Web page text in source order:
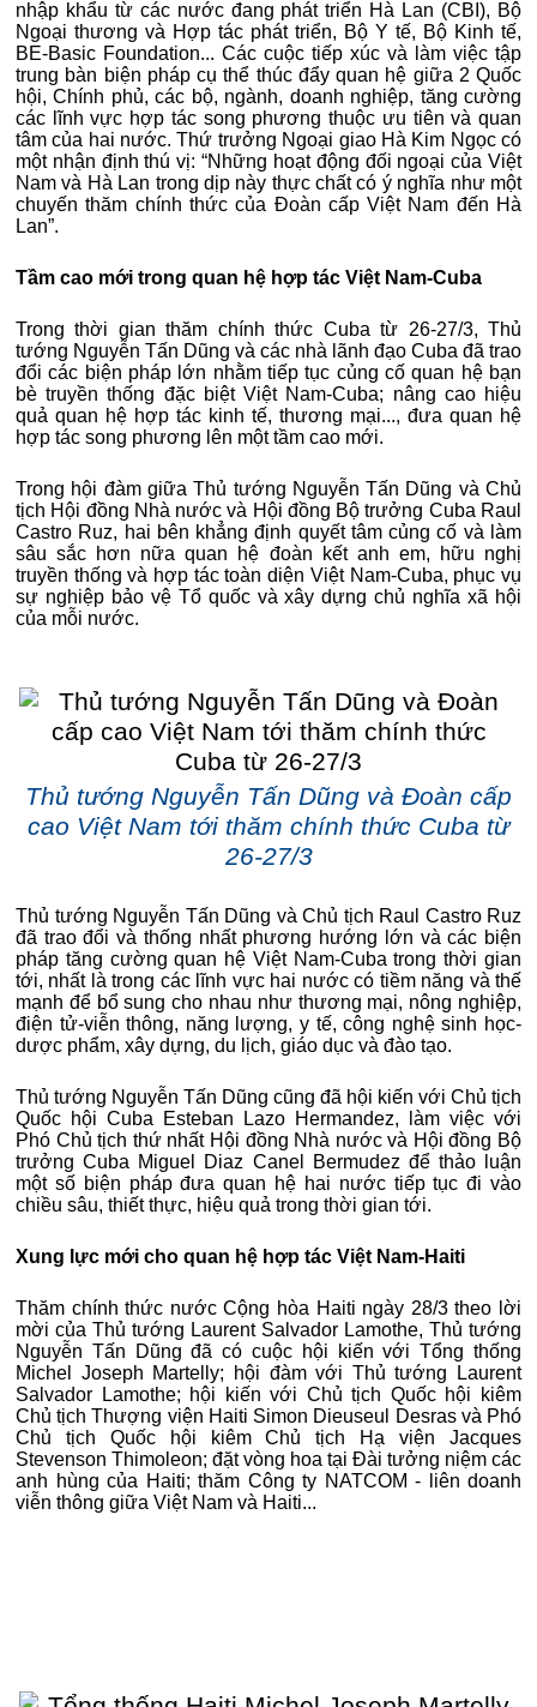
nhập khẩu từ các nước đang phát triển Hà Lan (CBI), Bộ
Ngoại thương và Hợp tác phát triển, Bộ Y tế, Bộ Kinh tế,
BE-Basic Foundation... Các cuộc tiếp xúc và làm việc tập
trung bàn biện pháp cụ thể thúc đẩy quan hệ giữa 2 Quốc
hội, Chính phủ, các bộ, ngành, doanh nghiệp, tăng cường
các lĩnh vực hợp tác song phương thuộc ưu tiên và quan
tâm của hai nước. Thứ trưởng Ngoại giao Hà Kim Ngọc có
một nhận định thú vị: “Những hoạt động đối ngoại của Việt
Nam và Hà Lan trong dịp này thực chất có ý nghĩa như một
chuyến thăm chính thức của Đoàn cấp Việt Nam đến Hà
Lan”.
Tầm cao mới trong quan hệ hợp tác Việt Nam-Cuba
Trong thời gian thăm chính thức Cuba từ 26-27/3, Thủ
tướng Nguyễn Tấn Dũng và các nhà lãnh đạo Cuba đã trao
đổi các biện pháp lớn nhằm tiếp tục củng cố quan hệ bạn
bè truyền thống đặc biệt Việt Nam-Cuba; nâng cao hiệu
quả quan hệ hợp tác kinh tế, thương mại..., đưa quan hệ
hợp tác song phương lên một tầm cao mới.
Trong hội đàm giữa Thủ tướng Nguyễn Tấn Dũng và Chủ
tịch Hội đồng Nhà nước và Hội đồng Bộ trưởng Cuba Raul
Castro Ruz, hai bên khẳng định quyết tâm củng cố và làm
sâu sắc hơn nữa quan hệ đoàn kết anh em, hữu nghị
truyền thống và hợp tác toàn diện Việt Nam-Cuba, phục vụ
sự nghiệp bảo vệ Tổ quốc và xây dựng chủ nghĩa xã hội
của mỗi nước.
Thủ tướng Nguyễn Tấn Dũng và Đoàn cấp
cao Việt Nam tới thăm chính thức Cuba từ
26-27/3
Thủ tướng Nguyễn Tấn Dũng và Chủ tịch Raul Castro Ruz
đã trao đổi và thống nhất phương hướng lớn và các biện
pháp tăng cường quan hệ Việt Nam-Cuba trong thời gian
tới, nhất là trong các lĩnh vực hai nước có tiềm năng và thế
mạnh để bổ sung cho nhau như thương mại, nông nghiệp,
điện tử-viễn thông, năng lượng, y tế, công nghệ sinh học-
dược phẩm, xây dựng, du lịch, giáo dục và đào tạo.
Thủ tướng Nguyễn Tấn Dũng cũng đã hội kiến với Chủ tịch
Quốc hội Cuba Esteban Lazo Hermandez, làm việc với
Phó Chủ tịch thứ nhất Hội đồng Nhà nước và Hội đồng Bộ
trưởng Cuba Miguel Diaz Canel Bermudez để thảo luận
một số biện pháp đưa quan hệ hai nước tiếp tục đi vào
chiều sâu, thiết thực, hiệu quả trong thời gian tới.
Xung lực mới cho quan hệ hợp tác Việt Nam-Haiti
Thăm chính thức nước Cộng hòa Haiti ngày 28/3 theo lời
mời của Thủ tướng Laurent Salvador Lamothe, Thủ tướng
Nguyễn Tấn Dũng đã có cuộc hội kiến với Tổng thống
Michel Joseph Martelly; hội đàm với Thủ tướng Laurent
Salvador Lamothe; hội kiến với Chủ tịch Quốc hội kiêm
Chủ tịch Thượng viện Haiti Simon Dieuseul Desras và Phó
Chủ tịch Quốc hội kiêm Chủ tịch Hạ viện Jacques
Stevenson Thimoleon; đặt vòng hoa tại Đài tưởng niệm các
anh hùng của Haiti; thăm Công ty NATCOM - liên doanh
viễn thông giữa Việt Nam và Haiti...